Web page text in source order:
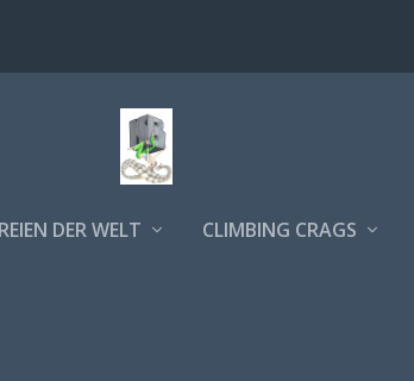
DER WELT CLIMBING CRAGS